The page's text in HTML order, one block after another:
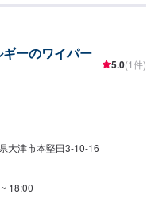
ーのワイパー
5.0(1件)
大津市本堅田3-10-16
18:00